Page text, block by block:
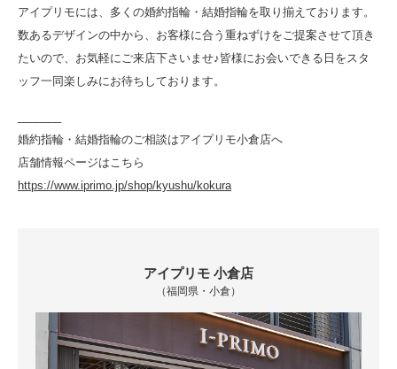
アイプリモには、多くの婚約指輪・結婚指輪を取り揃えております。
数あるデザインの中から、お客様に合う重ねずけをご提案させて頂き
たいので、お気軽にご来店下さいませ♪皆様にお会いできる日をスタ
ッフ一同楽しみにお待ちしております。
婚約指輪・結婚指輪のご相談はアイプリモ小倉店へ
店舗情報ページはこちら
https://www.iprimo.jp/shop/kyushu/kokura
アイプリモ 小倉店
（福岡県・小倉）